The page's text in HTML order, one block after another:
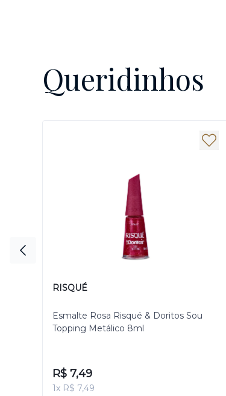
Queridinhos
RISQUÉ
Esmalte Rosa Risqué & Doritos Sou
Topping Metálico 8ml
R$ 7,49
1x R$ 7,49